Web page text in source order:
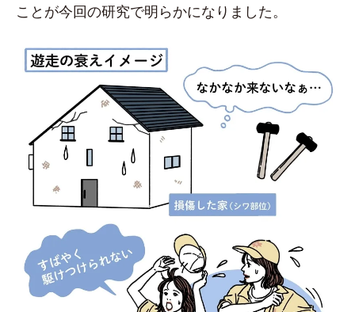
ことが今回の研究で明らかになりました。